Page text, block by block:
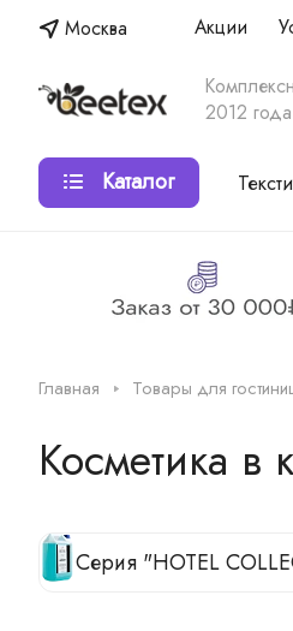
Москва Акции
2012 года
Каталог
Главная Товары для
Косметика в
Серия "HOTEL